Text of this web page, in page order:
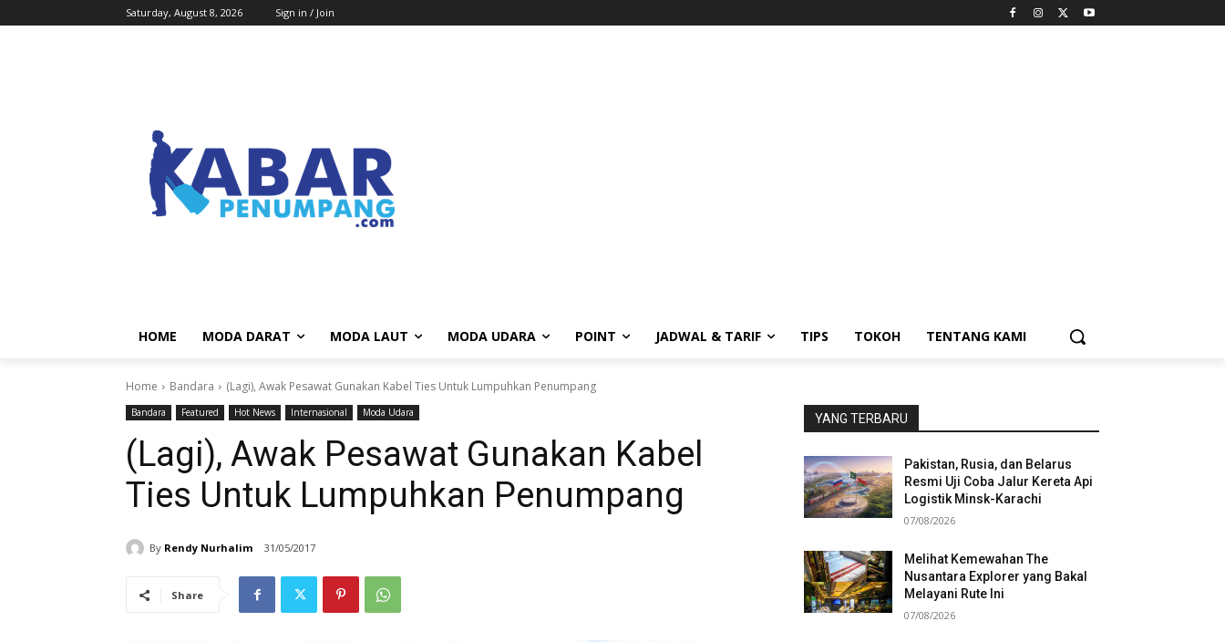
Saturday, August 8, 2026 Sign in / Join
HOME MODA DARAT MODA LAUT MODA UDARA POINT JADWAL & TARIF TIPS TOKOH TENTANG KAMI
Home Bandara (Lagi), Awak Pesawat Gunakan Kabel Ties Untuk Lumpuhkan Penumpang
Bandara Featured Hot News Internasional Moda Udara
(Lagi), Awak Pesawat Gunakan Kabel
Ties Untuk Lumpuhkan Penumpang
By Rendy Nurhalim 31/05/2017
Share
YANG TERBARU
Pakistan, Rusia, dan Belarus
Resmi Uji Coba Jalur Kereta Api
Logistik Minsk-Karachi
07/08/2026
Melihat Kemewahan The
Nusantara Explorer yang Bakal
Melayani Rute Ini
07/08/2026